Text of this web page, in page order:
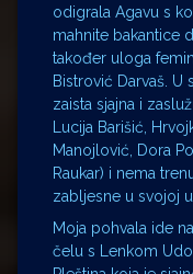
odigrala Agavu s
mahnite bakantice
također uloga
Bistrović Darvaš. U
zaista sjajna i
Lucija Barišić,
Manojlović, Dora
Raukar) i nema
zabljesne u svojoj
Moja pohvala ide
čelu s Lenkom